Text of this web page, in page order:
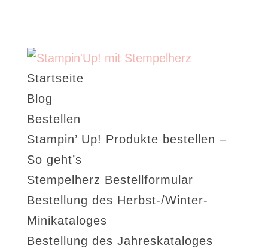
Startseite
Blog
Bestellen
Stampin’ Up! Produkte bestellen –
So geht’s
Stempelherz Bestellformular
Bestellung des Herbst-/Winter-
Minikataloges
Bestellung des Jahreskataloges